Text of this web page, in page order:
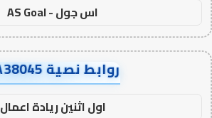
اس جول - AS Goal
روابط نصية AA38045
اول اثنين ريادة اعمال